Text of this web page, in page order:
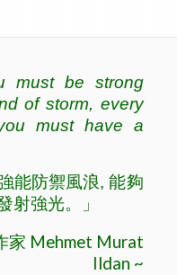
must be strong
of storm, every
must have a
能防禦風浪, 能夠
射強光。」
家 Mehmet Murat
Ildan ~